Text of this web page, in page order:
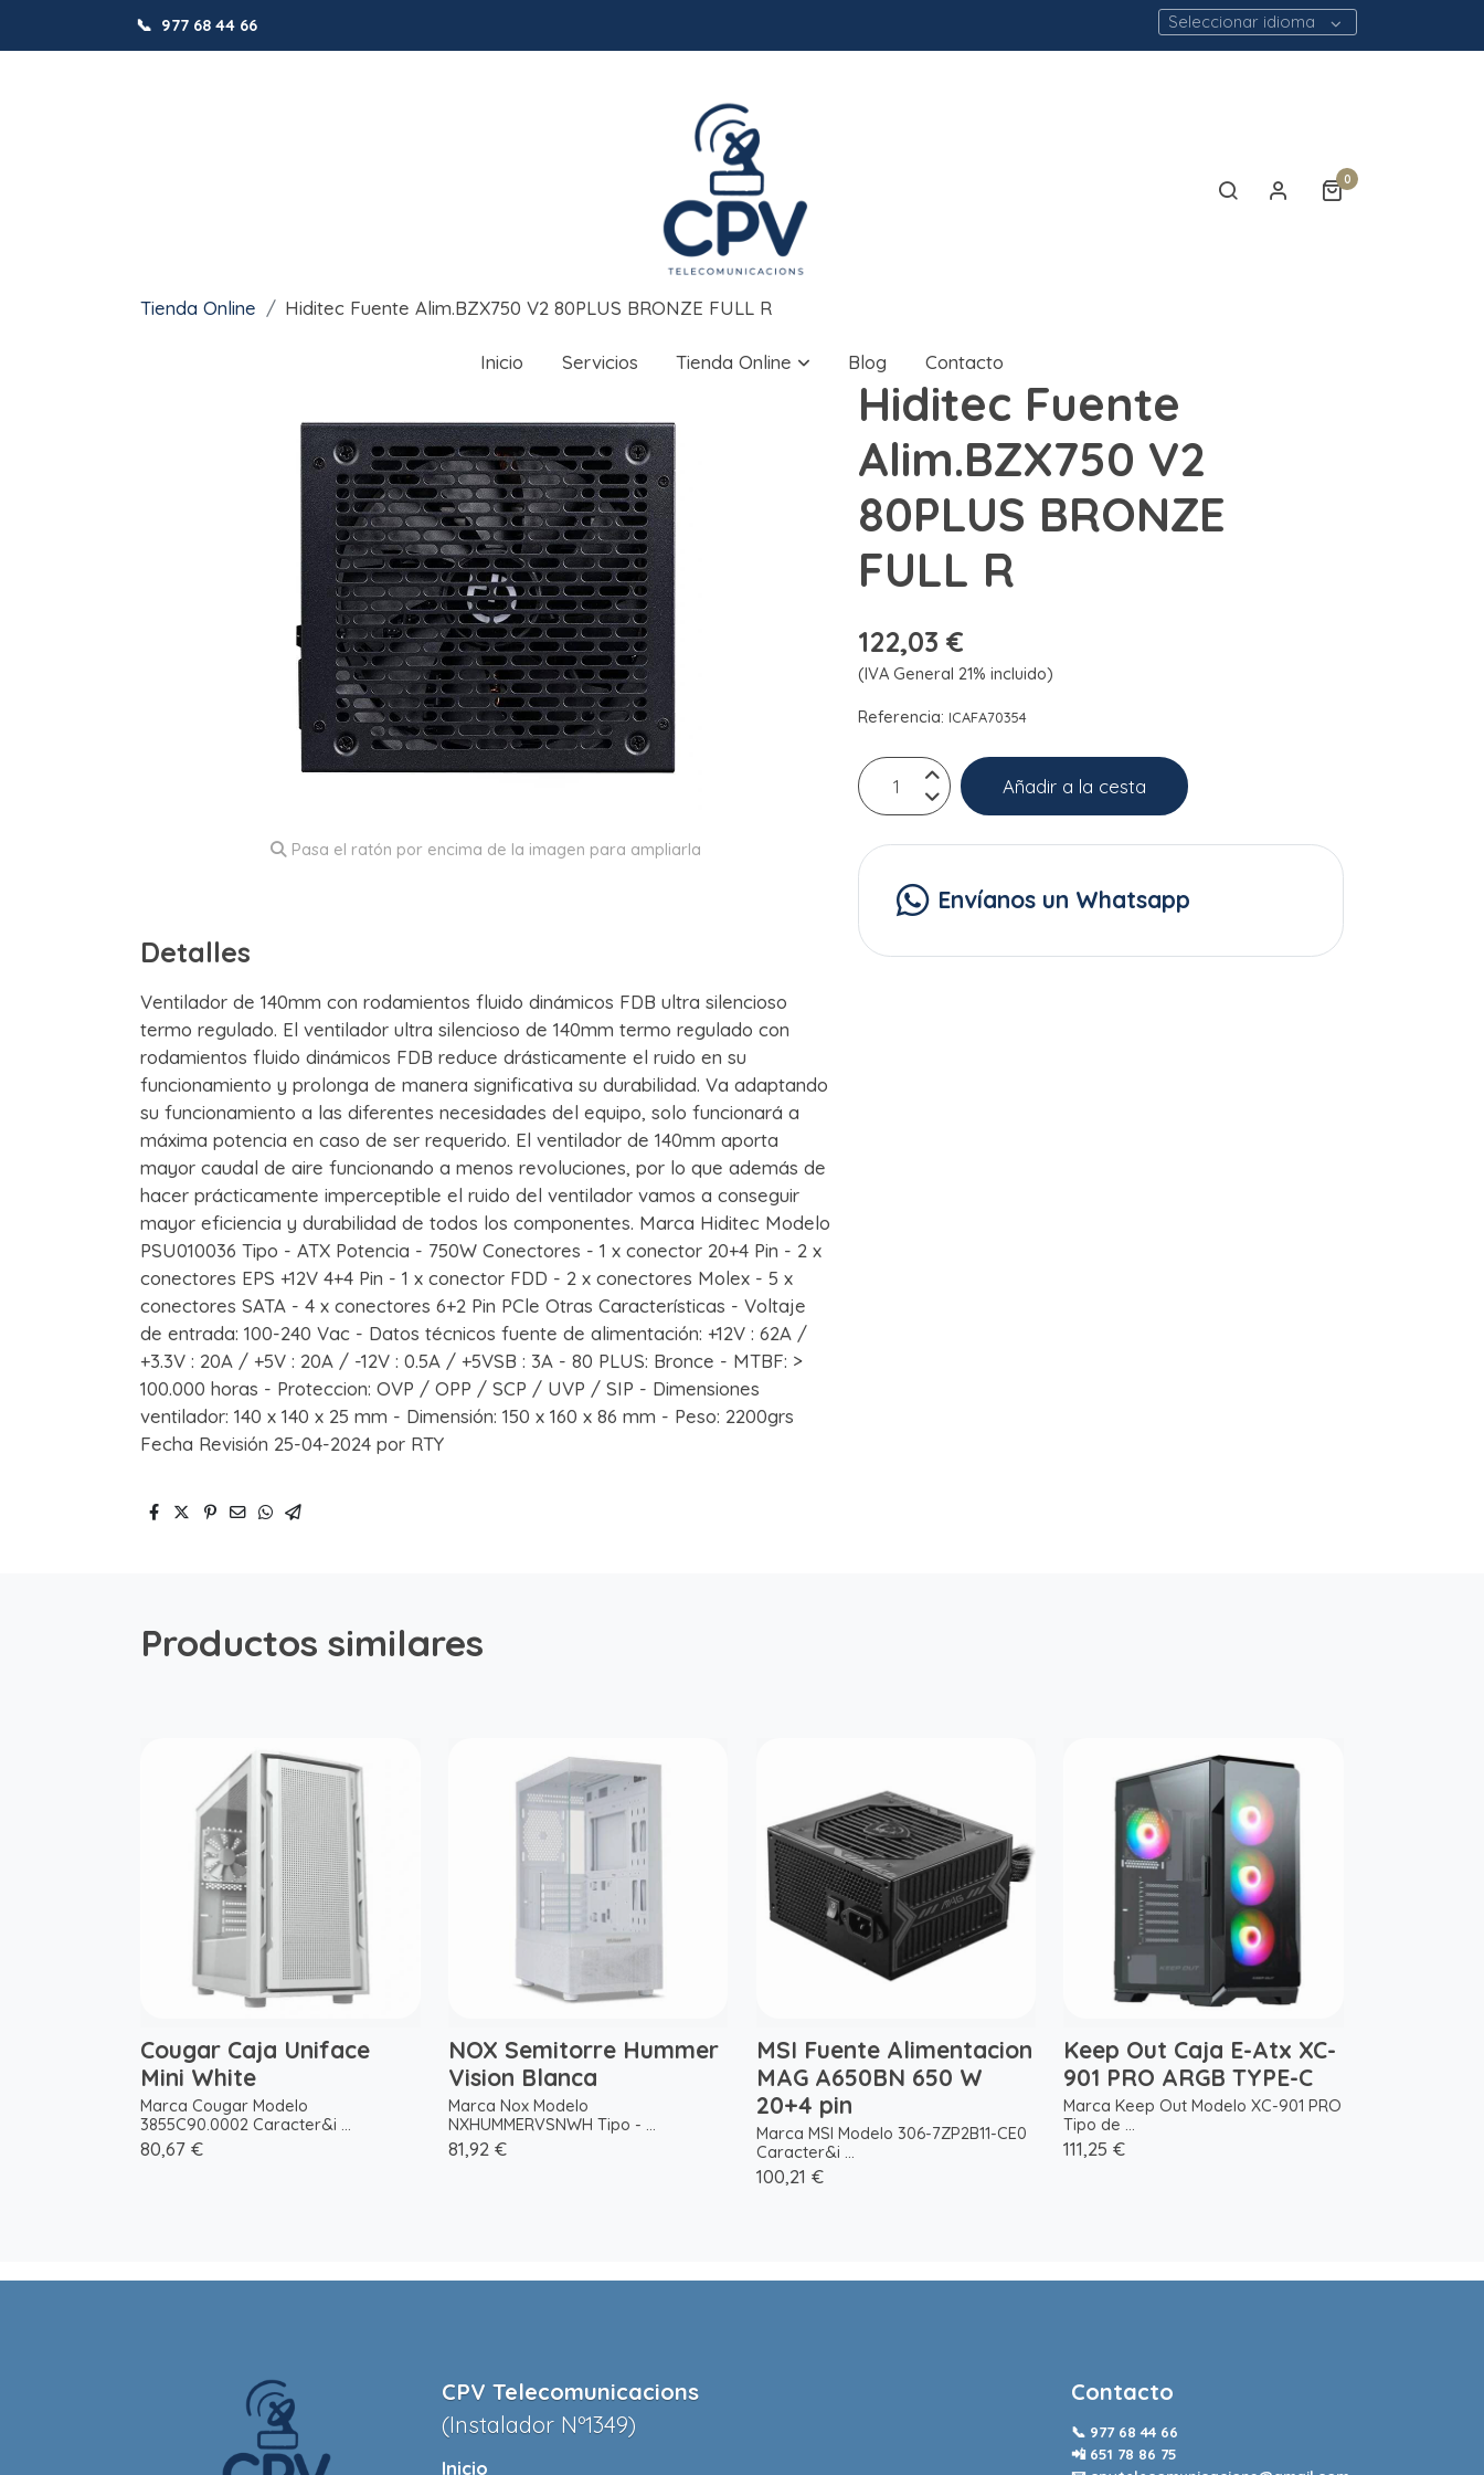
📞 977 68 44 66 Seleccionar idioma
0
Inicio Servicios Tienda Online Blog Contacto
Tienda Online Hiditec Fuente Alim.BZX750 V2 80PLUS BRONZE FULL R
Pasa el ratón por encima de la imagen para ampliarla
Detalles
Ventilador de 140mm con rodamientos fluido dinámicos FDB ultra silencioso
termo regulado. El ventilador ultra silencioso de 140mm termo regulado con
rodamientos fluido dinámicos FDB reduce drásticamente el ruido en su
funcionamiento y prolonga de manera significativa su durabilidad. Va adaptando
su funcionamiento a las diferentes necesidades del equipo, solo funcionará a
máxima potencia en caso de ser requerido. El ventilador de 140mm aporta
mayor caudal de aire funcionando a menos revoluciones, por lo que además de
hacer prácticamente imperceptible el ruido del ventilador vamos a conseguir
mayor eficiencia y durabilidad de todos los componentes. Marca Hiditec Modelo
PSU010036 Tipo - ATX Potencia - 750W Conectores - 1 x conector 20+4 Pin - 2 x
conectores EPS +12V 4+4 Pin - 1 x conector FDD - 2 x conectores Molex - 5 x
conectores SATA - 4 x conectores 6+2 Pin PCle Otras Características - Voltaje
de entrada: 100-240 Vac - Datos técnicos fuente de alimentación: +12V : 62A /
+3.3V : 20A / +5V : 20A / -12V : 0.5A / +5VSB : 3A - 80 PLUS: Bronce - MTBF: >
100.000 horas - Proteccion: OVP / OPP / SCP / UVP / SIP - Dimensiones
ventilador: 140 x 140 x 25 mm - Dimensión: 150 x 160 x 86 mm - Peso: 2200grs
Fecha Revisión 25-04-2024 por RTY
Hiditec Fuente
Alim.BZX750 V2
80PLUS BRONZE
FULL R
122,03 €
(IVA General 21% incluido)
Referencia: ICAFA70354
Añadir a la cesta
Envíanos un Whatsapp
Productos similares
Cougar Caja Uniface
Mini White
Marca Cougar Modelo
3855C90.0002 Caracter&i ...
80,67 €
NOX Semitorre Hummer
Vision Blanca
Marca Nox Modelo
NXHUMMERVSNWH Tipo - ...
81,92 €
MSI Fuente Alimentacion
MAG A650BN 650 W
20+4 pin
Marca MSI Modelo 306-7ZP2B11-CE0
Caracter&i ...
100,21 €
Keep Out Caja E-Atx XC-
901 PRO ARGB TYPE-C
Marca Keep Out Modelo XC-901 PRO
Tipo de ...
111,25 €
CPV Telecomunicacions
(Instalador Nº1349)
Inicio
Contacto
📞 977 68 44 66
📲 651 78 86 75